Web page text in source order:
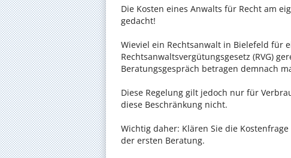
Die Kosten eines Anwalts für Recht am
gedacht!
Wieviel ein Rechtsanwalt in Bielefeld für
Rechtsanwaltsvergütungsgesetz (RVG)
Beratungsgespräch betragen demnach
Diese Regelung gilt jedoch nur für
diese Beschränkung nicht.
Wichtig daher: Klären Sie die
der ersten Beratung.